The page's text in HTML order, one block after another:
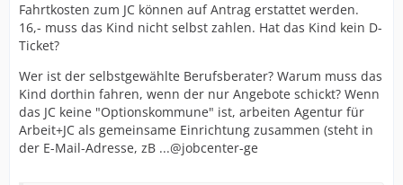
Fahrtkosten zum JC können auf Antrag erstattet werden.
16,- muss das Kind nicht selbst zahlen. Hat das Kind kein D-
Ticket?
Wer ist der selbstgewählte Berufsberater? Warum muss das
Kind dorthin fahren, wenn der nur Angebote schickt? Wenn
das JC keine "Optionskommune" ist, arbeiten Agentur für
Arbeit+JC als gemeinsame Einrichtung zusammen (steht in
der E-Mail-Adresse, zB ...@jobcenter-ge